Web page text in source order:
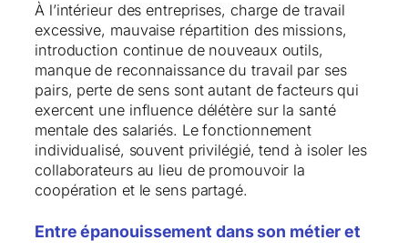
À l’intérieur des entreprises, charge de travail
excessive, mauvaise répartition des missions,
introduction continue de nouveaux outils,
manque de reconnaissance du travail par ses
pairs, perte de sens sont autant de facteurs qui
exercent une influence délétère sur la santé
mentale des salariés. Le fonctionnement
individualisé, souvent privilégié, tend à isoler les
collaborateurs au lieu de promouvoir la
coopération et le sens partagé.
Entre épanouissement dans son métier et